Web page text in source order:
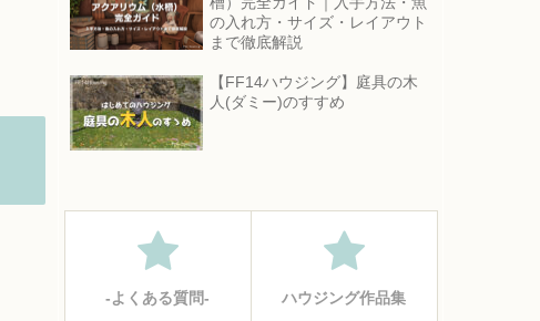
の入れ方・サイズ・レイアウト
まで徹底解説
【FF14ハウジング】庭具の木
人(ダミー)のすすめ
‐よくある質問‐ ハウジング作品集